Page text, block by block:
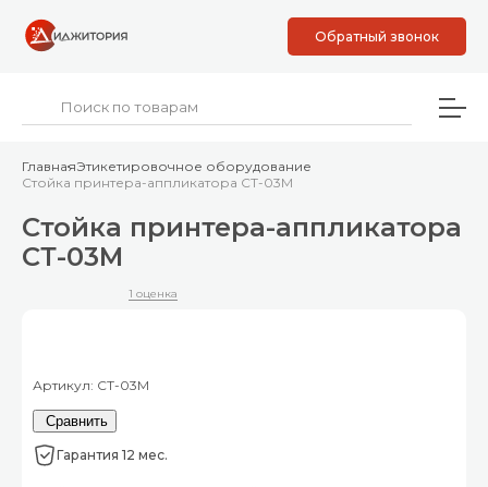
Обратный звонок
ГлавнаяЭтикетировочное оборудование
Стойка принтера-аппликатора СТ-03М
Стойка принтера-аппликатора
СТ-03М
1 оценка
Артикул: СТ-03М
Сравнить
Гарантия 12 мес.